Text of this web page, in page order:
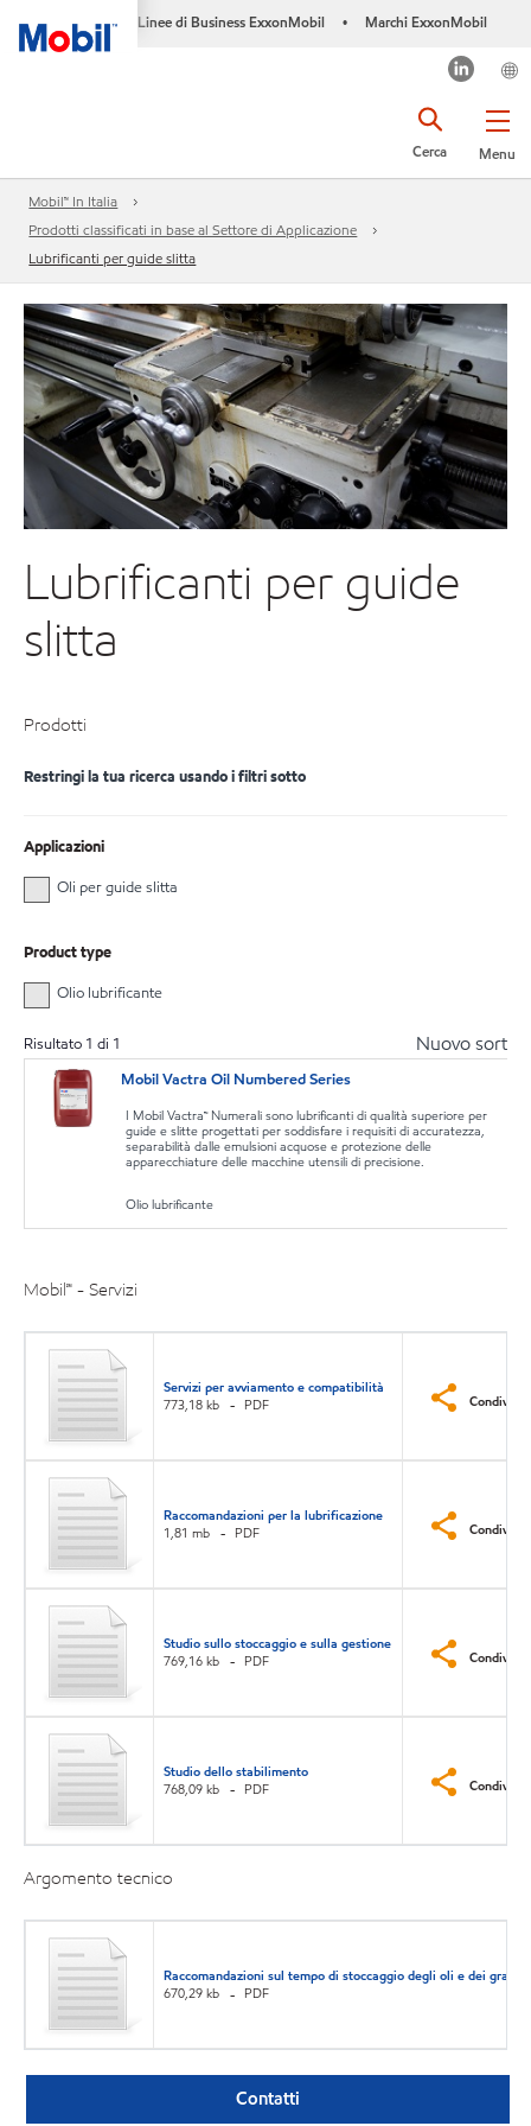
Linee di Business ExxonMobil • Marchi ExxonMobil
Menu
Cerca
Mobil™ In Italia
Prodotti classificati in base al Settore di Applicazione
Lubrificanti per guide slitta
Lubrificanti per guide
slitta
Prodotti
Restringi la tua ricerca usando i filtri sotto
Applicazioni
Oli per guide slitta
Product type
Olio lubrificante
Risultato 1 di 1 Nuovo sort
Mobil Vactra Oil Numbered Series
I Mobil Vactra™ Numerali sono lubrificanti di qualità superiore per
guide e slitte progettati per soddisfare i requisiti di accuratezza,
separabilità dalle emulsioni acquose e protezione delle
apparecchiature delle macchine utensili di precisione.
Olio lubrificante
Mobil℠ - Servizi
Servizi per avviamento e compatibilità
773,18 kb
PDF Condividi
Raccomandazioni per la lubrificazione
1,81 mb
PDF Condividi
Studio sullo stoccaggio e sulla gestione
769,16 kb
PDF Condividi
Studio dello stabilimento
768,09 kb
PDF Condividi
Argomento tecnico
Raccomandazioni sul tempo di stoccaggio degli oli e dei
670,29 kb
PDF
Contatti